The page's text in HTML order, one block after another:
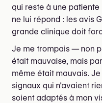
qui reste à une
ne lui répond : les avis
grande clinique doit
Je me trompais — non
était mauvaise, mais
même était mauvais.
signaux qui n'avaient
soient adaptés à mon